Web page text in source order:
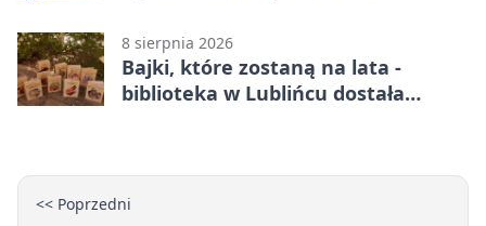
8 sierpnia 2026
Bajki, które zostaną na lata -
biblioteka w Lublińcu dostała
<< Poprzedni